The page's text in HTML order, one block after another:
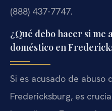
(888) 437-7747.
¿Qué debo hacer si me
doméstico en
Si es acusado de abuso
Fredericksburg, es